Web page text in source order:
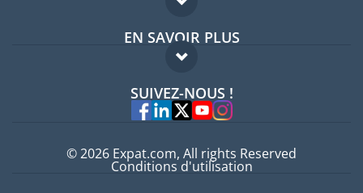
Forum expatriés
Guides pays
EN SAVOIR PLUS
FAQ
Experts
SUIVEZ-NOUS !
© 2026 Expat.com, All rights Reserved
Conditions d'utilisation